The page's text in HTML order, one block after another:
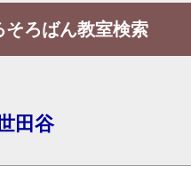
ろばん教室検索
田谷